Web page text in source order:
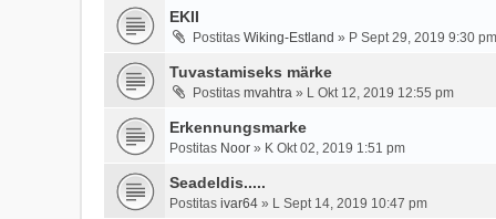
EKII
Postitas Wiking-Estland » P Sept 29, 2019 9:30 pm
Tuvastamiseks märke
Postitas mvahtra » L Okt 12, 2019 12:55 pm
Erkennungsmarke
Postitas Noor » K Okt 02, 2019 1:51 pm
Seadeldis.....
Postitas ivar64 » L Sept 14, 2019 10:47 pm